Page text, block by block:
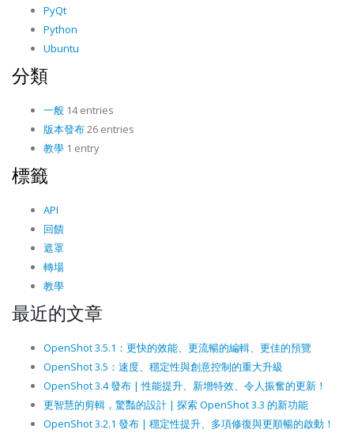
PyQt
Python
Ubuntu
分類
一般 14 entries
版本發布26 entries
教學 1 entry
標籤
API
回饋
遮罩
轉場
教學
最近的文章
OpenShot 3.5.1：更快的效能、更流暢的編輯、更佳的預覽
OpenShot 3.5：速度、穩定性與創意控制的重大升級
OpenShot 3.4 發布 | 性能提升、新增特效、令人振奮的更新！
更智慧的剪輯，驚豔的設計 | 探索 OpenShot 3.3 的新功能
OpenShot 3.2.1 發布 | 穩定性提升、多項修復與更順暢的啟動！